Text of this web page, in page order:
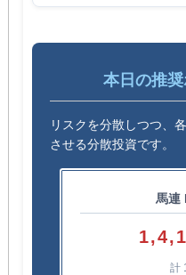
本日の推
リスクを分散しつつ、
させる分散投資です。
馬連
計